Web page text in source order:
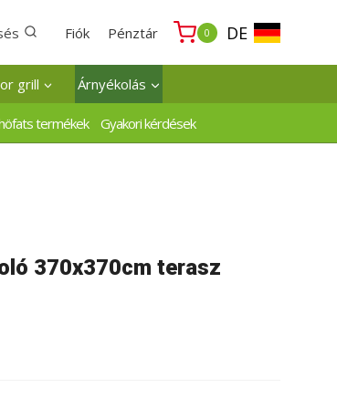
Fiók Pénztár 0 DE
grill Árnyékolás
termékek Gyakori kérdések
370x370cm terasz